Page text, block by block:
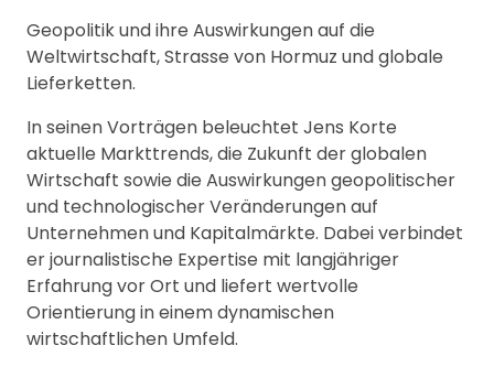
Geopolitik und ihre Auswirkungen auf die
Weltwirtschaft, Strasse von Hormuz und globale
Lieferketten.
In seinen Vorträgen beleuchtet Jens Korte
aktuelle Markttrends, die Zukunft der globalen
Wirtschaft sowie die Auswirkungen geopolitischer
und technologischer Veränderungen auf
Unternehmen und Kapitalmärkte. Dabei verbindet
er journalistische Expertise mit langjähriger
Erfahrung vor Ort und liefert wertvolle
Orientierung in einem dynamischen
wirtschaftlichen Umfeld.